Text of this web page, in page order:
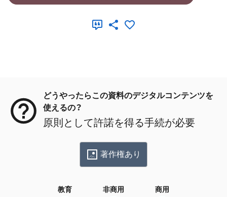
どうやったらこの資料のデジタルコンテンツを
使えるの？
原則として許諾を得る手続が必要
著作権あり
教育 非商用 商用